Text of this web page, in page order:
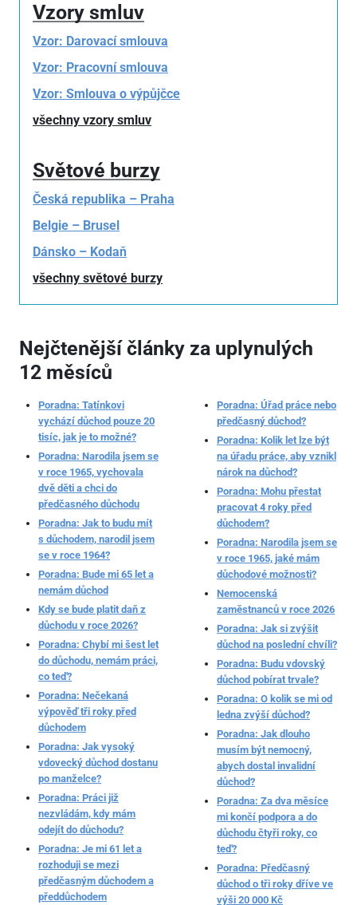
Vzory smluv
Vzor: Darovací smlouva
Vzor: Pracovní smlouva
Vzor: Smlouva o výpůjčce
všechny vzory smluv
Světové burzy
Česká republika – Praha
Belgie – Brusel
Dánsko – Kodaň
všechny světové burzy
Nejčtenější články za uplynulých
12 měsíců
Poradna: Tatínkovi
vychází důchod pouze 20
tisíc, jak je to možné?
Poradna: Narodila jsem se
v roce 1965, vychovala
dvě děti a chci do
předčasného důchodu
Poradna: Jak to budu mít
s důchodem, narodil jsem
se v roce 1964?
Poradna: Bude mi 65 let a
nemám důchod
Kdy se bude platit daň z
důchodu v roce 2026?
Poradna: Chybí mi šest let
do důchodu, nemám práci,
co teď?
Poradna: Nečekaná
výpověď tři roky před
důchodem
Poradna: Jak vysoký
vdovecký důchod dostanu
po manželce?
Poradna: Práci již
nezvládám, kdy mám
odejít do důchodu?
Poradna: Je mi 61 let a
rozhoduji se mezi
předčasným důchodem a
předdůchodem
Poradna: Úřad práce nebo
předčasný důchod?
Poradna: Kolik let lze být
na úřadu práce, aby vznikl
nárok na důchod?
Poradna: Mohu přestat
pracovat 4 roky před
důchodem?
Poradna: Narodila jsem se
v roce 1965, jaké mám
důchodové možnosti?
Nemocenská
zaměstnanců v roce 2026
Poradna: Jak si zvýšit
důchod na poslední chvíli?
Poradna: Budu vdovský
důchod pobírat trvale?
Poradna: O kolik se mi od
ledna zvýší důchod?
Poradna: Jak dlouho
musím být nemocný,
abych dostal invalidní
důchod?
Poradna: Za dva měsíce
mi končí podpora a do
důchodu čtyři roky, co
teď?
Poradna: Předčasný
důchod o tři roky dříve ve
výši 20 000 Kč